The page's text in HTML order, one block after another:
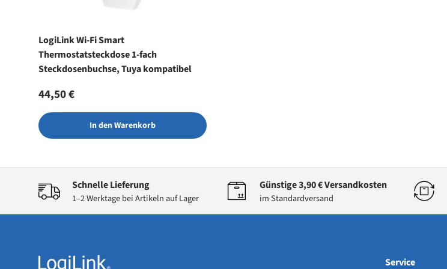
LogiLink Wi-Fi Smart
Thermostatsteckdose 1-fach
Steckdosenbuchse, Tuya kompatibel
Normaler Preis
44,50 €
In den Warenkorb
Schnelle Lieferung
1–2 Werktage bei Artikeln auf Lager
Günstige 3,90 € Versandkosten
im Standardversand
Service